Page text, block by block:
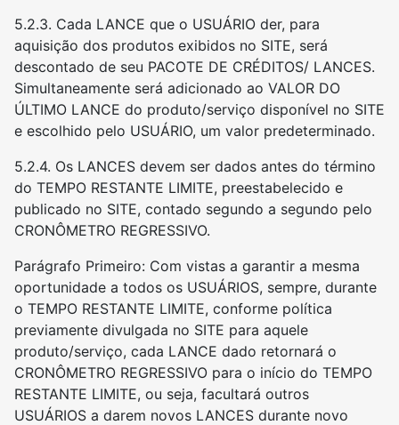
5.2.3. Cada LANCE que o USUÁRIO der, para
aquisição dos produtos exibidos no SITE, será
descontado de seu PACOTE DE CRÉDITOS/ LANCES.
Simultaneamente será adicionado ao VALOR DO
ÚLTIMO LANCE do produto/serviço disponível no SITE
e escolhido pelo USUÁRIO, um valor predeterminado.
5.2.4. Os LANCES devem ser dados antes do término
do TEMPO RESTANTE LIMITE, preestabelecido e
publicado no SITE, contado segundo a segundo pelo
CRONÔMETRO REGRESSIVO.
Parágrafo Primeiro: Com vistas a garantir a mesma
oportunidade a todos os USUÁRIOS, sempre, durante
o TEMPO RESTANTE LIMITE, conforme política
previamente divulgada no SITE para aquele
produto/serviço, cada LANCE dado retornará o
CRONÔMETRO REGRESSIVO para o início do TEMPO
RESTANTE LIMITE, ou seja, facultará outros
USUÁRIOS a darem novos LANCES durante novo